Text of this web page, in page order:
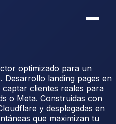
optimizado para un
Desarrollo landing pages en
captar clientes reales para
o Meta. Construidas con
y desplegadas en
que maximizan tu